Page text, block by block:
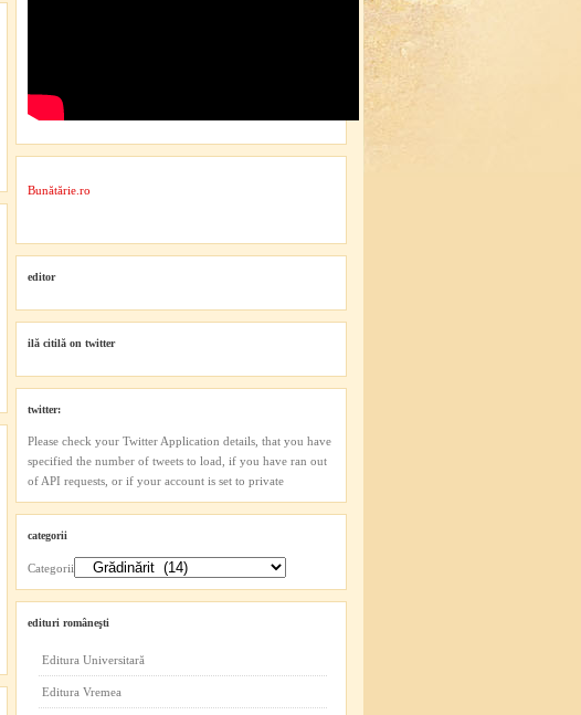
Bunătărie.ro
editor
ilă citilă on twitter
twitter:
Please check your Twitter Application details, that you have
specified the number of tweets to load, if you have ran out
of API requests, or if your account is set to private
categorii
Categorii
edituri româneşti
Editura Universitară
Editura Vremea